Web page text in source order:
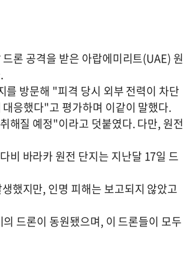
론 공격을 받은 아랍에미리트(UAE) 원
를 방문해 "피격 당시 외부 전력이 차단
응했다"고 평가하며 이같이 말했다.
해질 예정"이라고 덧붙였다. 다만, 원전
비 바라카 원전 단지는 지난달 17일 드
했지만, 인명 피해는 보고되지 않았고
드론이 동원됐으며, 이 드론들이 모두